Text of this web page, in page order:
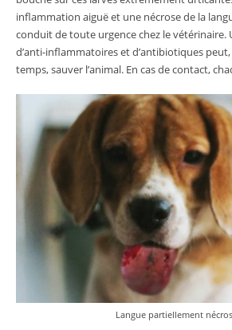
inflammation aiguë et une nécrose de la
conduit de toute urgence chez le vétérinaire.
d’anti-inflammatoires et d’antibiotiques peut,
temps, sauver l’animal. En cas de contact,
Langue partiellement